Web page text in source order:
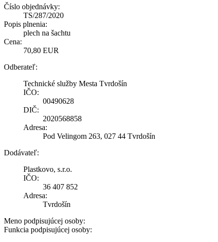
Číslo objednávky:
TS/287/2020
Popis plnenia:
plech na šachtu
Cena:
70,80 EUR
Odberateľ:
Technické služby Mesta Tvrdošín
IČO:
00490628
DIČ:
2020568858
Adresa:
Pod Velingom 263, 027 44 Tvrdošín
Dodávateľ:
Plastkovo, s.r.o.
IČO:
36 407 852
Adresa:
Tvrdošín
Meno podpisujúcej osoby:
Funkcia podpisujúcej osoby: